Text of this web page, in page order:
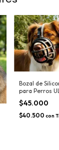
Bozal de
para Perros
4
$45.000
$40.500con